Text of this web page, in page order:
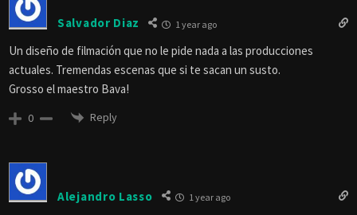
Salvador Diaz 1 year ago
Un diseño de filmación que no le pide nada a las producciones
actuales. Tremendas escenas que si te sacan un susto.
Grosso el maestro Bava!
0 Reply
Alejandro Lasso 1 year ago